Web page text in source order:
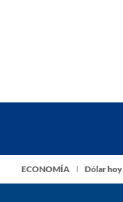
ECONOMÍA Dólar hoy